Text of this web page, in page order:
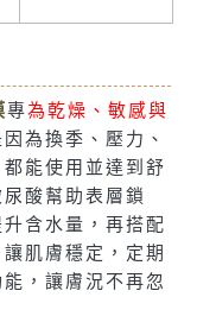
專為乾燥、敏感與
因為換季、壓力、
能使用並達到舒
酸幫助表層鎖
含水量，再搭配
肌膚穩定，定期
，讓膚況不再忽